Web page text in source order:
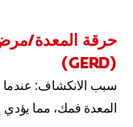
حرقة المعدة/مرض
(GERD)
سبب الانكشاف: عندما
المعدة فمك، مما يؤدي